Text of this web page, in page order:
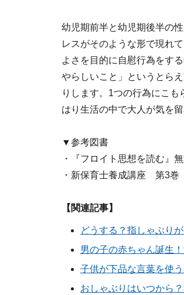
幼児期前半と幼児期後半の
レスがそのような形で現れ
よさを目的に自慰行為をす
やらしいこと」というとら
りします。1つの行為にこ
はり生活の中で大人が気を
▼参考図書
・『フロイト思想を読む』
・新保育士養成講座 第3
【関連記事】
どうする？指しゃぶり
男の子の赤ちゃん誕生
子供が下品な言葉を使
おしゃぶりはいつから